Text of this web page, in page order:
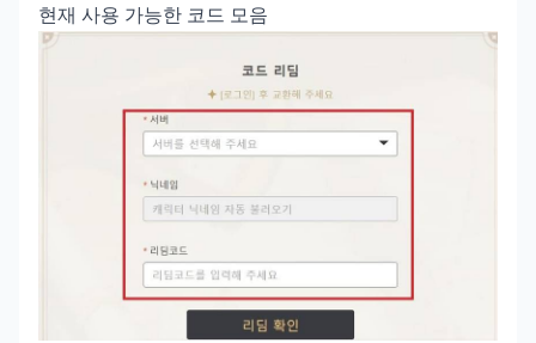
현재 사용 가능한 코드 모음